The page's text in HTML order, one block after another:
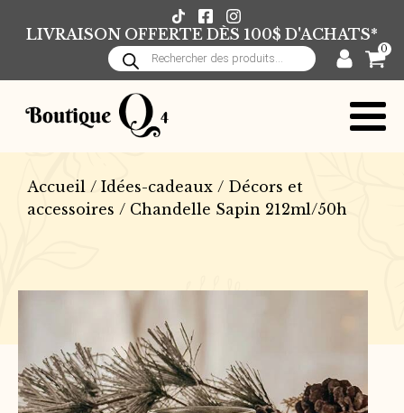
LIVRAISON OFFERTE DÈS 100$ D'ACHATS*
Recherche
de
produits
0
Accueil / Idées-cadeaux / Décors et
accessoires / Chandelle Sapin 212ml/50h